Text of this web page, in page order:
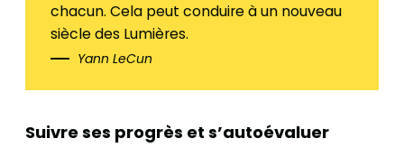
chacun. Cela peut conduire à un nouveau
siècle des Lumières.
Yann LeCun
Suivre ses progrès et s’autoévaluer